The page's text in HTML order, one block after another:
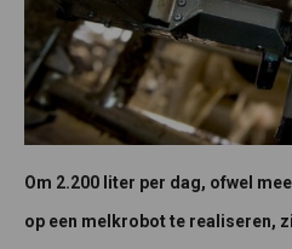
Om 2.200 liter per dag, ofwel
op een melkrobot te realiseren,